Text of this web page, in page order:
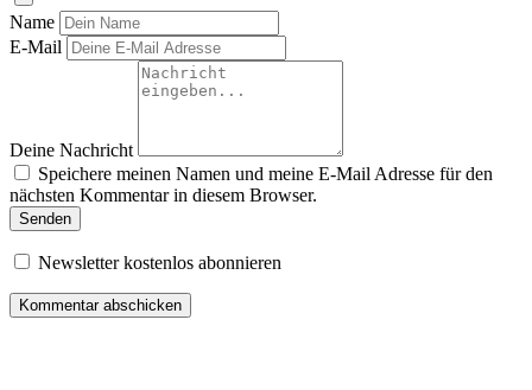
Name
E-Mail
Deine Nachricht
Speichere meinen Namen und meine E-Mail Adresse für den
nächsten Kommentar in diesem Browser.
Senden
Newsletter kostenlos abonnieren